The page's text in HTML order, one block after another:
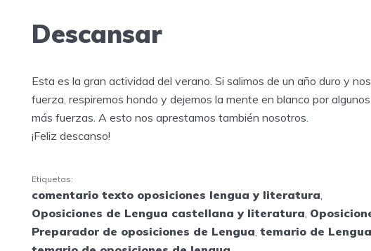
Descansar
Esta es la gran actividad del verano. Si salimos de un año duro y
fuerza, respiremos hondo y dejemos la mente en blanco por
más fuerzas. A esto nos aprestamos también nosotros.
¡Feliz descanso!
Etiquetas:
comentario texto oposiciones lengua y literatura
Oposiciones de Lengua castellana y literatura
Preparador de oposiciones de Lengua temario de